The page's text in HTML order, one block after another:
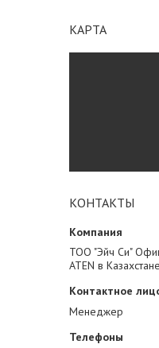
КАРТА
КОНТАКТЫ
ТОО "Эйч Си"
ATEN в Казахстане
Менеджер